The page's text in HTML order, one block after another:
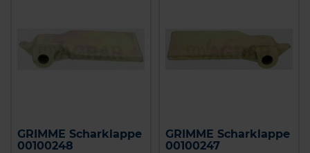
GRIMME Scharklappe
00100248
GRIMME Scharklappe
00100247